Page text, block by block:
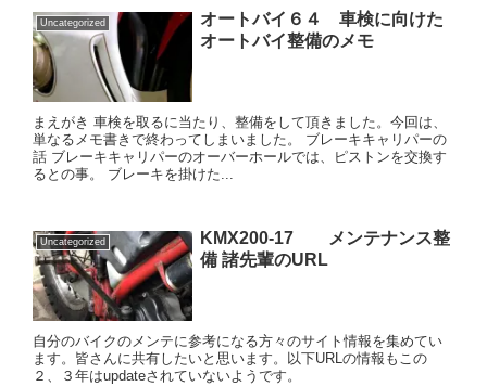
Uncategorized
オートバイ６４ 車検に向けた
オートバイ整備のメモ
まえがき 車検を取るに当たり、整備をして頂きました。今回は、
単なるメモ書きで終わってしまいました。 ブレーキキャリパーの
話 ブレーキキャリパーのオーバーホールでは、ピストンを交換す
るとの事。 ブレーキを掛けた...
Uncategorized
KMX200-17 メンテナンス整
備 諸先輩のURL
自分のバイクのメンテに参考になる方々のサイト情報を集めてい
ます。皆さんに共有したいと思います。以下URLの情報もこの
２、３年はupdateされていないようです。